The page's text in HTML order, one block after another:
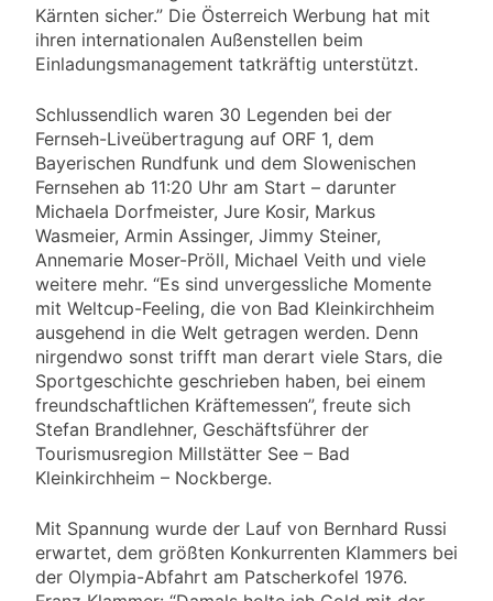
Kärnten sicher.” Die Österreich Werbung hat mit
ihren internationalen Außenstellen beim
Einladungsmanagement tatkräftig unterstützt.
Schlussendlich waren 30 Legenden bei der
Fernseh-Liveübertragung auf ORF 1, dem
Bayerischen Rundfunk und dem Slowenischen
Fernsehen ab 11:20 Uhr am Start – darunter
Michaela Dorfmeister, Jure Kosir, Markus
Wasmeier, Armin Assinger, Jimmy Steiner,
Annemarie Moser-Pröll, Michael Veith und viele
weitere mehr. “Es sind unvergessliche Momente
mit Weltcup-Feeling, die von Bad Kleinkirchheim
ausgehend in die Welt getragen werden. Denn
nirgendwo sonst trifft man derart viele Stars, die
Sportgeschichte geschrieben haben, bei einem
freundschaftlichen Kräftemessen”, freute sich
Stefan Brandlehner, Geschäftsführer der
Tourismusregion Millstätter See – Bad
Kleinkirchheim – Nockberge.
Mit Spannung wurde der Lauf von Bernhard Russi
erwartet, dem größten Konkurrenten Klammers bei
der Olympia-Abfahrt am Patscherkofel 1976.